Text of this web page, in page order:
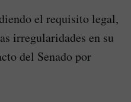
el requisito legal,
irregularidades en su
del Senado por